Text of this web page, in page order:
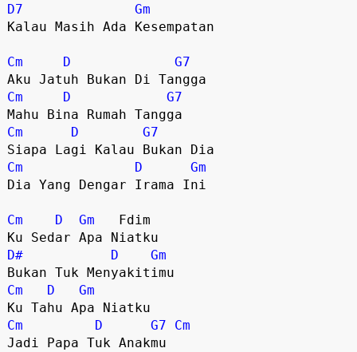
D7
Gm
Kalau Masih Ada Kesempatan
Cm D
G7
Cm
D
G7
Cm
D
G7
Cm
D
Gm
Dia Yang Dengar Irama Ini
Cm D Gm
   Fdim
D#
D
Gm
Cm
D
Gm
Cm
D G7
Cm
Jadi Papa Tuk Anakmu